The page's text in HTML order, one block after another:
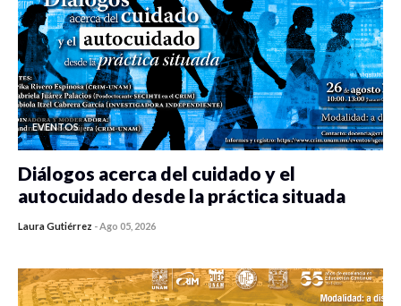
EVENTOS
Diálogos acerca del cuidado y el
autocuidado desde la práctica situada
Laura Gutiérrez -Ago 05, 2026